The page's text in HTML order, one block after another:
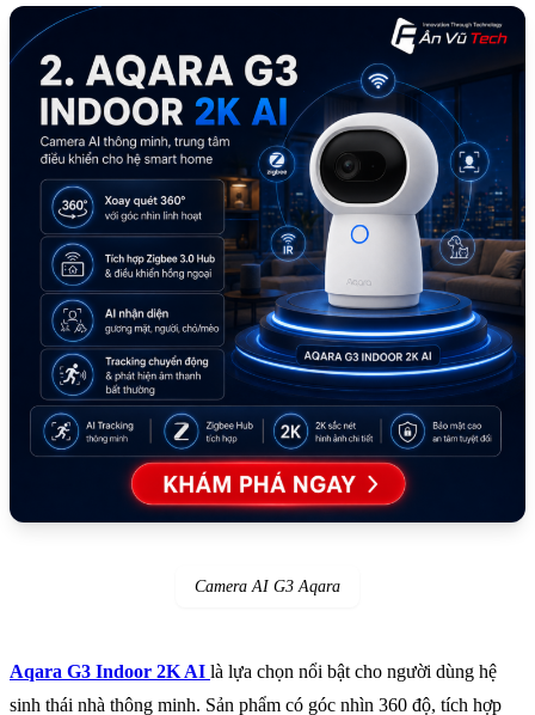
Camera AI G3 Aqara
Aqara G3 Indoor 2K AI là lựa chọn nổi bật cho người dùng hệ
sinh thái nhà thông minh. Sản phẩm có góc nhìn 360 độ, tích hợp